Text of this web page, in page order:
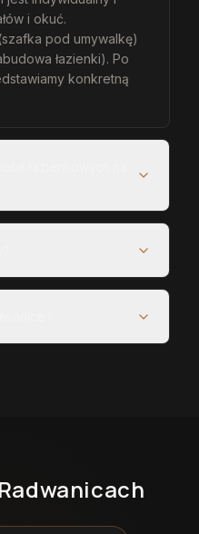
i okuć.
pod umywalkę)
łazienki). Po
konkretną